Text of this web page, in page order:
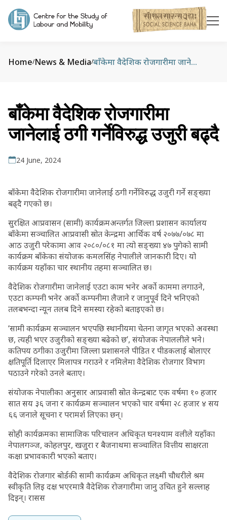
Home/News & Media/ बाँकेमा वैदेशिक रोजगारीमा जानेलाई ठगी गर्नेविरुद्ध उजुरी बढ्दै
बाँकेमा वैदेशिक रोजगारीमा
जानेलाई ठगी गर्नेविरुद्ध उजुरी बढ्दै
24 June, 2024
बाँकेमा वैदेशिक रोजगारीमा जानेलाई ठगी गर्नेविरुद्ध उजुरी गर्ने सङ्ख्या
बढ्दै गएको छ।
सुरक्षित आप्रवासन (सामी) कार्यक्रमअन्तर्गत जिल्ला प्रशासन कार्यालय
बाँकेमा सञ्चालित आप्रवासी स्रोत केन्द्रमा आर्थिक वर्ष २०७७/०७८ मा
आठ उजुरी परेकामा आव २०८०/०८१ मा त्यो सङ्ख्या ४७ पुगेको सामी
कार्यक्रम बाँकेका संयोजक कमलसिंह नेपालीले जानकारी दिए। यो
कार्यक्रम यहाँका चार स्थानीय तहमा सञ्चालित छ।
वैदेशिक रोजगारीमा जानेलाई एउटा काम भनेर अर्को काममा लगाउने,
एउटा कम्पनी भनेर अर्को कम्पनीमा लैजाने र जानुपूर्व दिने भनिएको
तलबभन्दा न्यून तलब दिने समस्या रहेको बताइएको छ।
‘सामी कार्यक्रम सञ्चालन भएपछि स्थानीयमा चेतना जागृत भएको अवस्था
छ, त्यही भएर उजुरीको सङ्ख्या बढेको छ’, संयोजक नेपाललीले भने।
कतिपय ठगीका उजुरीमा जिल्ला प्रशासनले पीडित र पीडकलाई बोलाएर
क्षतिपूर्ति दिलाएर मिलापत्र गराउने र नमिलेमा वैदेशिक रोजगार विभाग
पठाउने गरेको उनले बताए।
संयोजक नेपालीका अनुसार आप्रवासी स्रोत केन्द्रबाट एक वर्षमा १० हजार
सात सय ३६ जना र कार्यक्रम सञ्चालन भएको चार वर्षमा २८ हजार ४ सय
६६ जनाले सूचना र परामर्श लिएका छन्।
सोही कार्यक्रमका सामाजिक परिचालन अधिकृत घनश्याम वलीले यहाँका
नेपालगञ्ज, कोहलपुर, खजुरा र बैजनाथमा सञ्चालित वित्तीय साक्षरता
कक्षा प्रभावकारी भएको बताए।
वैदेशिक रोजगार बोर्डकी सामी कार्यक्रम अधिकृत लक्ष्मी चौधरीले श्रम
स्वीकृति लिइ दक्ष भएरमात्रै वैदेशिक रोजगारीमा जानु उचित हुने सल्लाह
दिइन्। रासस